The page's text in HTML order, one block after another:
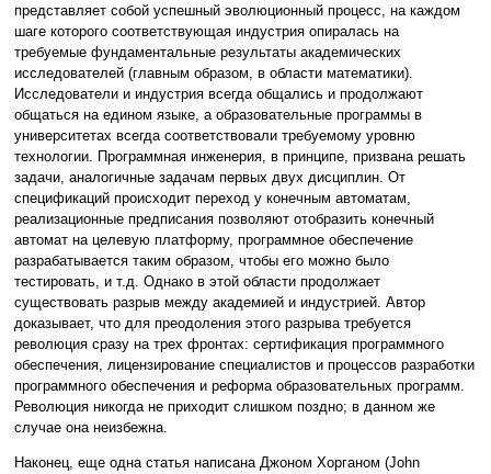
представляет собой успешный эволюционный процесс, на каждом
шаге которого соответствующая индустрия опиралась на
требуемые фундаментальные результаты академических
исследователей (главным образом, в области математики).
Исследователи и индустрия всегда общались и продолжают
общаться на едином языке, а образовательные программы в
университетах всегда соответствовали требуемому уровню
технологии. Программная инженерия, в принципе, призвана решать
задачи, аналогичные задачам первых двух дисциплин. От
спецификаций происходит переход у конечным автоматам,
реализационные предписания позволяют отобразить конечный
автомат на целевую платформу, программное обеспечение
разрабатывается таким образом, чтобы его можно было
тестировать, и т.д. Однако в этой области продолжает
существовать разрыв между академией и индустрией. Автор
доказывает, что для преодоления этого разрыва требуется
революция сразу на трех фронтах: сертификация программного
обеспечения, лицензирование специалистов и процессов разработки
программного обеспечения и реформа образовательных программ.
Революция никогда не приходит слишком поздно; в данном же
случае она неизбежна.
Наконец, еще одна статья написана Джоном Хорганом (John